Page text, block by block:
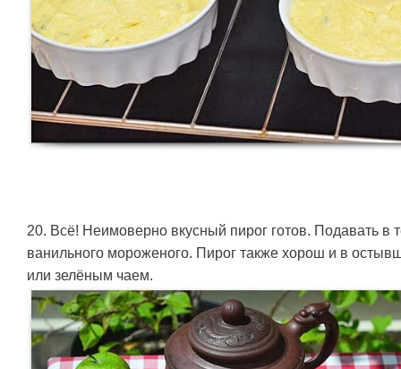
20. Всё! Неимоверно вкусный пирог готов. Подавать в
ванильного мороженого. Пирог также хорош и в
или зелёным чаем.